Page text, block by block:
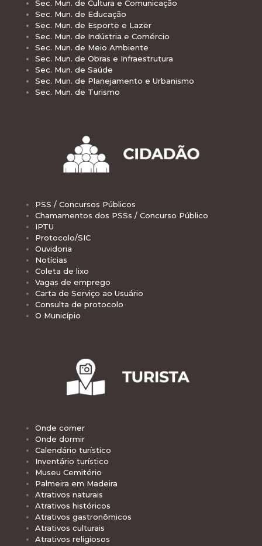
Sec. Mun. de Cultura e Comunicação
Sec. Mun. de Educação
Sec. Mun. de Esporte e Lazer
Sec. Mun. de Indústria e Comércio
Sec. Mun. de Meio Ambiente
Sec. Mun. de Obras e Infraestrutura
Sec. Mun. de Saúde
Sec. Mun. de Planejamento e Urbanismo
Sec. Mun. de Turismo
PSS / Concursos Públicos
Chamamentos dos PSSs / Concurso Público
IPTU
Protocolo/SIC
Ouvidoria
Notícias
Coleta de lixo
Vagas de emprego
Carta de Serviço ao Usuário
Consulta de protocolo
O Município
Onde comer
Onde dormir
Calendário turístico
Inventário turístico
Museu Cemitério
Palmeira em Madeira
Atrativos naturais
Atrativos históricos
Atrativos gastronômicos
Atrativos culturais
Atrativos religiosos